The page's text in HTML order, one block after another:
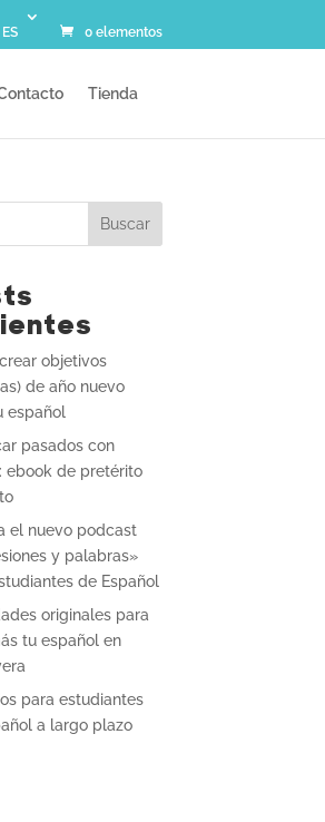
ES 0 elementos
Tienda
Buscar
objetivos
de año nuevo
español
pasados con
ebook de pretérito
el nuevo podcast
y palabras»
de Español
originales para
tu español en
para estudiantes
a largo plazo